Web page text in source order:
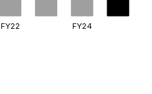
FY22 FY24